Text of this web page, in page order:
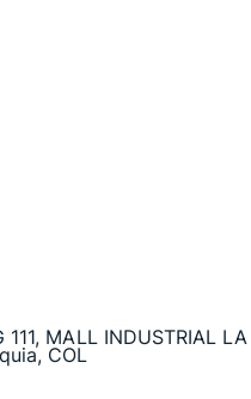
MALL INDUSTRIAL LA
COL